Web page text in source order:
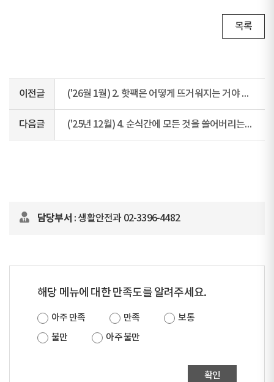
목록
이전글 ('26월 1월) 2. 핫팩은 어떻게 뜨거워지는 거야 직접 뜯어봤습니다!
다음글 ('25년 12월) 4. 순식간에 모든 것을 쓸어버리는 산사태 발생 시 행동수칙
담당부서 : 생활안전과 02-3396-4482
해당 메뉴에 대한 만족도를 알려주세요.
아주 만족 만족
보통
불만
아주 불만
확인